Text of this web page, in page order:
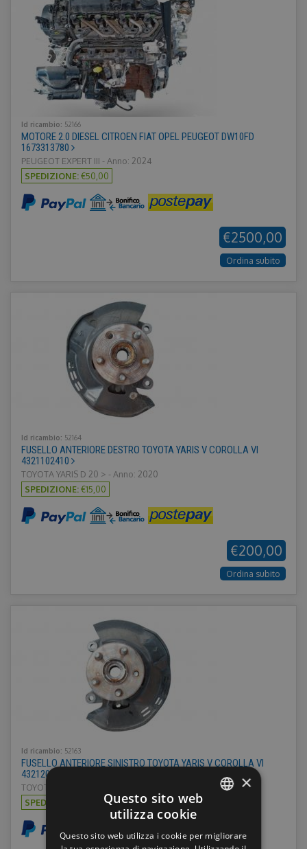
Id ricambio: 52166
MOTORE 2.0 DIESEL CITROEN FIAT OPEL PEUGEOT DW10FD
1673313780
PEUGEOT EXPERT III - Anno: 2024
SPEDIZIONE:€50,00
€2500,00
Ordina subito
Id ricambio: 52164
FUSELLO ANTERIORE DESTRO TOYOTA YARIS V COROLLA VI
4321102410
TOYOTA YARIS D 20 > - Anno: 2020
SPEDIZIONE:€15,00
€200,00
Ordina subito
Id ricambio: 52163
FUSELLO ANTERIORE SINISTRO TOYOTA YARIS V COROLLA VI
4321202410
TOYOTA YARIS D 20 > - Anno: 2020
SPEDIZIONE:
€15,00
ENGLISH
×
Questo sito web
utilizza cookie
Questo sito web utilizza i cookie per migliorare